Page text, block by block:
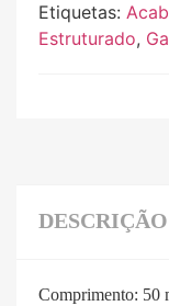
Etiquetas:
Estruturado,
DESCRIÇÃO
Comprimento: 50